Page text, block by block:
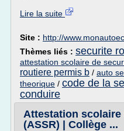
Lire la suite
Site : http://
Thèmes liés : securite
attestation scolaire de
routiere permis b / auto
theorique / code de la
conduire
Attestation
(ASSR) | Collège ...